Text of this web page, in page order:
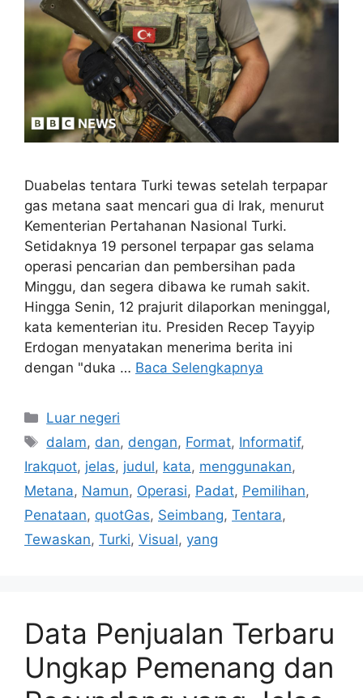
Duabelas tentara Turki tewas setelah terpapar
gas metana saat mencari gua di Irak, menurut
Kementerian Pertahanan Nasional Turki.
Setidaknya 19 personel terpapar gas selama
operasi pencarian dan pembersihan pada
Minggu, dan segera dibawa ke rumah sakit.
Hingga Senin, 12 prajurit dilaporkan meninggal,
kata kementerian itu. Presiden Recep Tayyip
Erdogan menyatakan menerima berita ini
dengan "duka … Baca Selengkapnya
Kategori
Luar negeri
Tag
dalam, dan, dengan, Format, Informatif,
Irakquot, jelas, judul, kata, menggunakan,
Metana, Namun, Operasi, Padat, Pemilihan,
Penataan, quotGas, Seimbang, Tentara,
Tewaskan, Turki, Visual, yang
Data Penjualan Terbaru
Ungkap Pemenang dan